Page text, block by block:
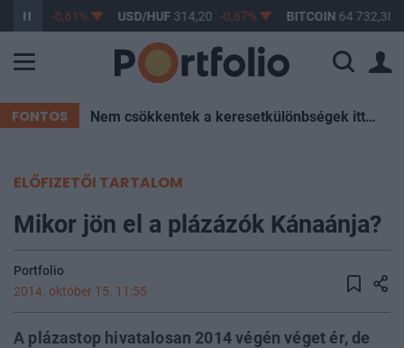
363,17 -0,61% USD/HUF 314,20 -0,87% BITCOIN 64 732,38
FONTOS Nem csökkentek a keresetkülönbségek itthon az elmúlt két évtizedben – Mutatjuk az okokat
ELŐFIZETŐI TARTALOM
Mikor jön el a plázázók Kánaánja?
Portfolio
2014. október 15. 11:55
A plázastop hivatalosan 2014 végén véget ér, de